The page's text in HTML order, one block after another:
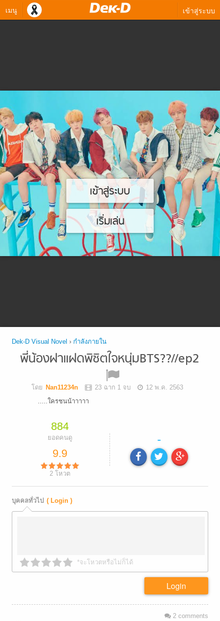
เมนู เข้าสู่ระบบ
เข้าสู่ระบบ
เริ่มเล่น
Dek-D Visual Novel › กำลังภายใน
พี่น้องฝาแฝดพิชิตใจหนุ่มBTS??//ep2
โดย Nan11234n 23 ฉาก 1 จบ
12 พ.ค. 2563
.....ใครชนน้าาาาา
884
ยอดคนดู
9.9
2โหวต
-
บุคคลทั่วไป ( Login )
*จะโหวตหรือไม่ก็ได้
Login
2comments